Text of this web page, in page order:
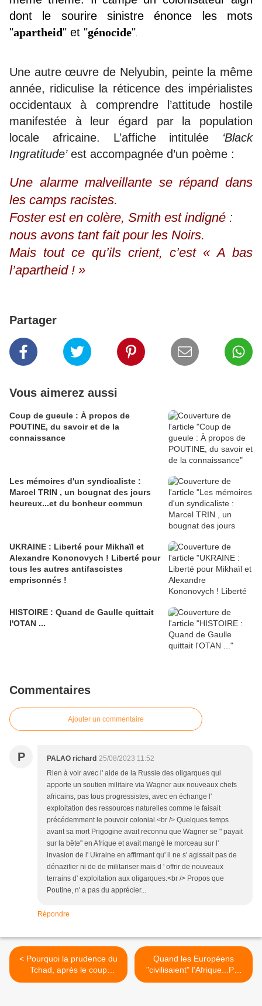
dont le sourire sinistre énonce les mots
"apartheid" et "génocide".
Une autre œuvre de Nelyubin, peinte la même
année, ridiculise la réticence des impérialistes
occidentaux à comprendre l’attitude hostile
manifestée à leur égard par la population
locale africaine. L’affiche intitulée ‘Black
Ingratitude’est accompagnée d’un poème :
Une alarme malveillante se répand dans
les camps racistes.
Foster est en colère, Smith est indigné :
nous avons tant fait pour les Noirs.
Mais tout ce qu’ils crient, c’est « A bas
l’apartheid ! »
Partager
Vous aimerez aussi
Coup de gueule : À propos de
POUTINE, du savoir et de la
connaissance
Les mémoires d'un syndicaliste :
Marcel TRIN , un bougnat des jours
heureux...et du bonheur commun
UKRAINE : Liberté pour Mikhaïl et
Alexandre Kononovych ! Liberté pour
tous les autres antifascistes
emprisonnés !
HISTOIRE : Quand de Gaulle quittait
l'OTAN ...
Commentaires
Ajouter un commentaire
P PALAO richard 25/08/2023 11:52
Rien à voir avec l' aide de la Russie des oligarques qui
apporte un soutien militaire via Wagner aux nouveaux chefs
africains, pas tous progressistes, avec en échange l'
exploitation des ressources naturelles comme le faisait
précédemment le pouvoir colonial.<br /> Quelques temps
avant sa mort Prigogine avait reconnu que Wagner se " payait
sur la bête" en Afrique et avait mangé le morceau sur l'
invasion de l' Ukraine en affirmant qu' il ne s' agissait pas de
dénazifier ni de de militariser mais d ' offrir de nouveaux
terrains d' exploitation aux oligarques.<br /> Propos que
Poutine, n' a pas du apprécier...
Répondre
< Pourquoi la prudence du
Tchad, après le coup
militaire au Niger, par Jean
Quand les Européens
"civilisaient" l'Afrique...Par
Jean Lévy >